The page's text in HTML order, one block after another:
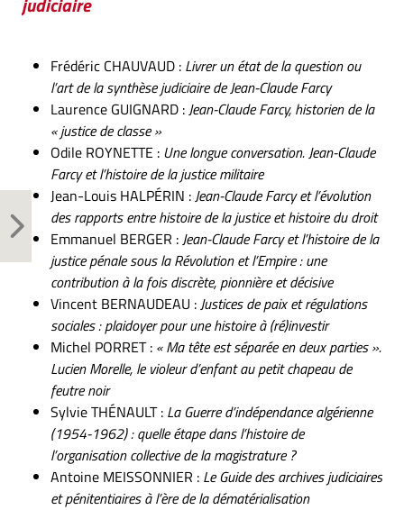
Frédéric CHAUVAUD : Livrer un état de la question ou
l’art de la synthèse judiciaire de Jean-Claude Farcy
Laurence GUIGNARD :Jean-Claude Farcy, historien de la
« justice de classe »
Odile ROYNETTE : Une longue conversation. Jean-Claude
Farcy et l’histoire de la justice militaire
Jean-Louis HALPÉRIN :Jean-Claude Farcy et l’évolution
des rapports entre histoire de la justice et histoire du droit
Emmanuel BERGER :Jean-Claude Farcy et l’histoire de la
justice pénale sous la Révolution et l’Empire : une
contribution à la fois discrète, pionnière et décisive
Vincent BERNAUDEAU :Justices de paix et régulations
sociales : plaidoyer pour une histoire à (ré)investir
Michel PORRET : « Ma tête est séparée en deux parties ».
Lucien Morelle, le violeur d’enfant au petit chapeau de
feutre noir
Sylvie THÉNAULT : La Guerre d’indépendance algérienne
(1954-1962) : quelle étape dans l’histoire de
l’organisation collective de la magistrature ?
Antoine MEISSONNIER : Le Guide des archives judiciaires
et pénitentiaires à l’ère de la dématérialisation